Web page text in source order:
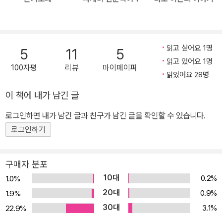
버 트위스트≫를 써서 올리버를 온 국민이 사랑하고 돌보아 주고 싶
은 어린이로 만들었다. 그 후 디킨스는 생애 마지막까지 평균 2년에
장편소설 한 권을 써내는 괴력을 발휘한다. 대표작으로는 ≪크리스마
스 캐럴≫, ≪위대한 유산≫, ≪데이비드 코퍼필드≫, ≪두 도시 이야
5
100자평
11
리뷰
5
마이페이퍼
읽고 싶어요 1명
읽고 있어요 1명
읽었어요 28명
이 책에 내가 남긴 글
로그인하면 내가 남긴 글과 친구가 남긴 글을 확인할 수 있습니다.
로그인하기
구매자 분포
1.0% 10대
0.2%
1.9%
20대
0.9%
22.9%
30대
3.1%